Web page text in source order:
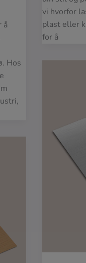
å
Hos
vi hvorfor
plast eller
for å